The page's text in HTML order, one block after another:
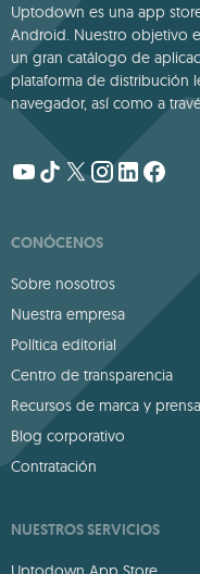
Uptodown es una app
Android. Nuestro objetivo
un gran catálogo de
plataforma de distribución
navegador, así como a
CONÓCENOS
Sobre nosotros
Nuestra empresa
Política editorial
Centro de transparencia
Recursos de marca y prensa
Blog corporativo
Contratación
NUESTROS SERVICIOS